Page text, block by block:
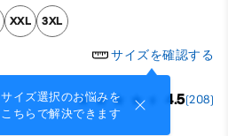
XXL 3XL
サイズを確認する
サイズ選択のお悩みを
こちらで解決できます
4.5(208)